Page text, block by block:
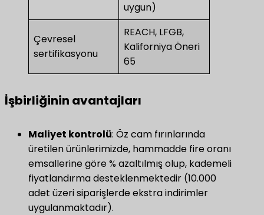
uygun)
Çevresel
sertifikasyonu
REACH, LFGB,
Kaliforniya Öneri
65
​İşbirliğinin avantajları​
​Maliyet kontrolü​: Öz cam fırınlarında
üretilen ürünlerimizde, hammadde fire oranı
emsallerine göre % azaltılmış olup, kademeli
fiyatlandırma desteklenmektedir (10.000
adet üzeri siparişlerde ekstra indirimler
uygulanmaktadır).